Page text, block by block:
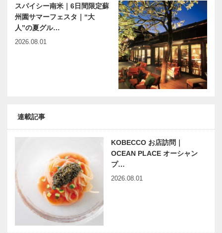
スパイシー南米｜6日間限定蘇
州園サマーフェスタ｜“大
人”の夏グル…
2026.08.01
連載記事
KOBECCO お店訪問｜
OCEAN PLACE オーシャン
プ…
2026.08.01